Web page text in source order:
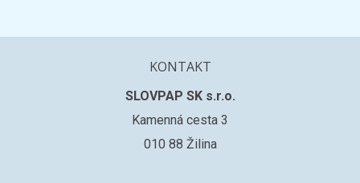
KONTAKT
SLOVPAP SK s.r.o.
Kamenná cesta 3
010 88 Žilina